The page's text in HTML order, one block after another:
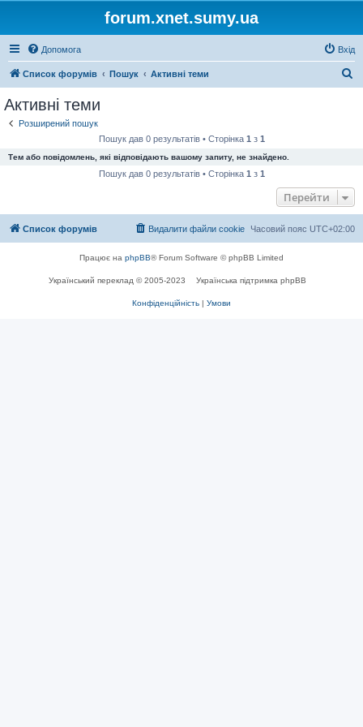
forum.xnet.sumy.ua
Допомога Вхід
Список форумів Пошук Активні теми
Активні теми
Розширений пошук
Пошук дав 0 результатів • Сторінка 1 з 1
Тем або повідомлень, які відповідають вашому запиту, не знайдено.
Пошук дав 0 результатів • Сторінка 1 з 1
Перейти
Список форумів Часовий пояс UTC+02:00
Видалити файли cookie
Працює на phpBB® Forum Software © phpBB Limited
Український переклад © 2005-2023 Українська підтримка phpBB
Конфіденційність | Умови